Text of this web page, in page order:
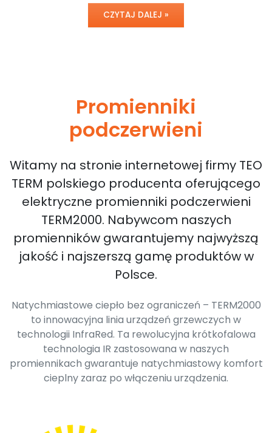
CZYTAJ DALEJ »
Promienniki
podczerwieni
Witamy na stronie internetowej firmy TEO
TERM polskiego producenta oferującego
elektryczne promienniki podczerwieni
TERM2000. Nabywcom naszych
promienników gwarantujemy najwyższą
jakość i najszerszą gamę produktów w
Polsce.
Natychmiastowe ciepło bez ograniczeń – TERM2000
to innowacyjna linia urządzeń grzewczych w
technologii InfraRed. Ta rewolucyjna krótkofalowa
technologia IR zastosowana w naszych
promiennikach gwarantuje natychmiastowy komfort
cieplny zaraz po włączeniu urządzenia.